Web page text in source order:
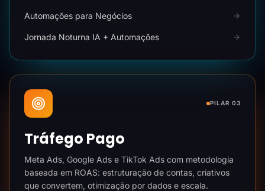
Automações para Negócios
Jornada Noturna IA + Automações
PILAR 03
Tráfego Pago
Meta Ads, Google Ads e TikTok Ads com metodologia
baseada em ROAS: estruturação de contas, criativos
que convertem, otimização por dados e escala.